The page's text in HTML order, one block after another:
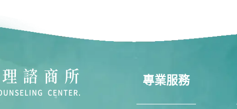
專業服務